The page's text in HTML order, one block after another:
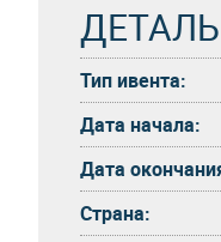
Тип ивента:
Дата начала:
Дата
Страна: